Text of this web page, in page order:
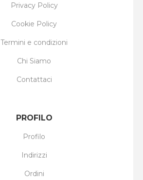
Privacy Policy
Cookie Policy
Termini e condizioni
Chi Siamo
Contattaci
PROFILO
Profilo
Indirizzi
Ordini